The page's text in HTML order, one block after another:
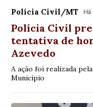
Polícia Civil/MT Há
Polícia Civil
tentativa de
Azevedo
A ação foi realizada
Município